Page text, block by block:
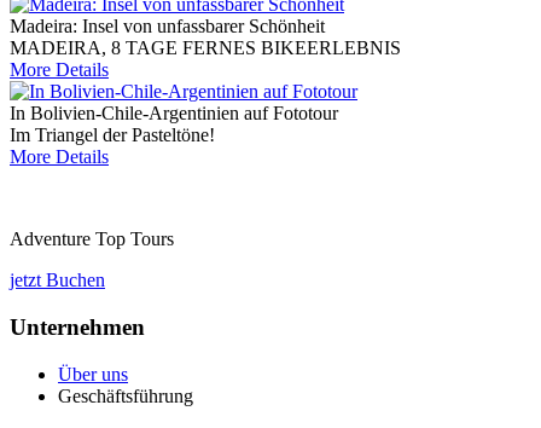
Madeira: Insel von unfassbarer Schönheit
MADEIRA, 8 TAGE FERNES BIKEERLEBNIS
More Details
In Bolivien-Chile-Argentinien auf Fototour
Im Triangel der Pasteltöne!
More Details
Adventure Top Tours
jetzt Buchen
Unternehmen
Über uns
Geschäftsführung